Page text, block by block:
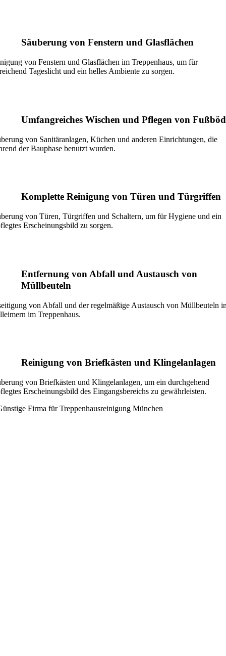
Säuberung von Fenstern und Glasflächen
von Fenstern und Glasflächen im Treppenhaus, um für
Tageslicht und ein helles Ambiente zu sorgen.
Umfangreiches Wischen und Pflegen von
von Sanitäranlagen, Küchen und anderen Einrichtungen, die
der Bauphase benutzt wurden.
Komplette Reinigung von Türen und Türgriffen
von Türen, Türgriffen und Schaltern, um für Hygiene und ein
Erscheinungsbild zu sorgen.
Entfernung von Abfall und Austausch von
Müllbeuteln
von Abfall und der regelmäßige Austausch von Müllbeuteln
im Treppenhaus.
Reinigung von Briefkästen und Klingelanlagen
von Briefkästen und Klingelanlagen, um ein durchgehend
Erscheinungsbild des Eingangsbereichs zu gewährleisten.